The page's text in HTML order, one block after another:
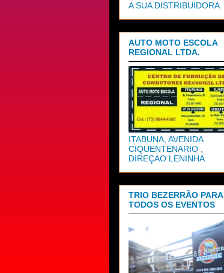
A SUA DISTRIBUIDORA
AUTO MOTO ESCOLA
REGIONAL LTDA.
ITABUNA, AVENIDA
CIQUENTENARIO ,
DIREÇAO LENINHA
TRIO BEZERRÃO PARA
TODOS OS EVENTOS